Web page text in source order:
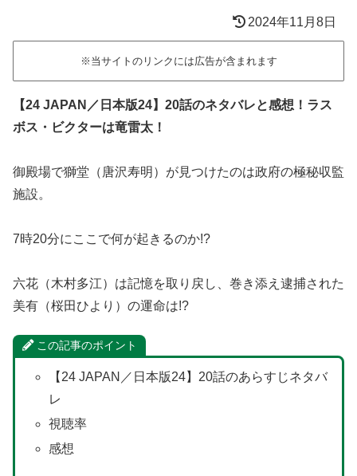
2024年11月8日
※当サイトのリンクには広告が含まれます
【24 JAPAN／日本版24】20話のネタバレと感想！ラス
ボス・ビクターは竜雷太！
御殿場で獅堂（唐沢寿明）が見つけたのは政府の極秘収監
施設。
7時20分にここで何が起きるのか!?
六花（木村多江）は記憶を取り戻し、巻き添え逮捕された
美有（桜田ひより）の運命は!?
この記事のポイント
【24 JAPAN／日本版24】20話のあらすじネタバ
レ
視聴率
感想